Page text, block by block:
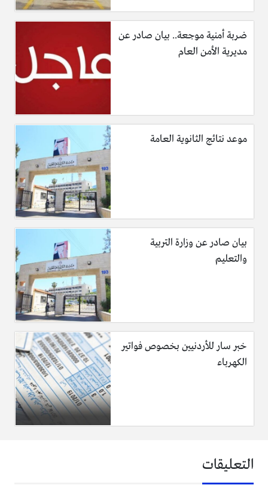
ضربة أمنية موجعة.. بيان صادر عن
مديرية الأمن العام
موعد نتائج الثانوية العامة
بيان صادر عن وزارة التربية
والتعليم
خبر سار للأردنيين بخصوص فواتير
الكهرباء
التعليقات